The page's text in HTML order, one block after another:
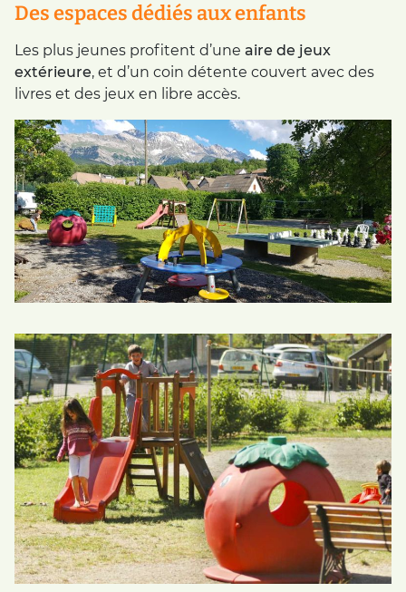
Des espaces dédiés aux enfants
Les plus jeunes profitent d’une aire de jeux
extérieure, et d’un coin détente couvert avec des
livres et des jeux en libre accès.